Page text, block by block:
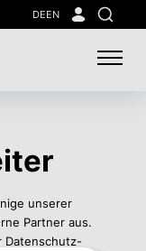
DEEN
Suche
unserer
Partner aus.
Datenschutz-